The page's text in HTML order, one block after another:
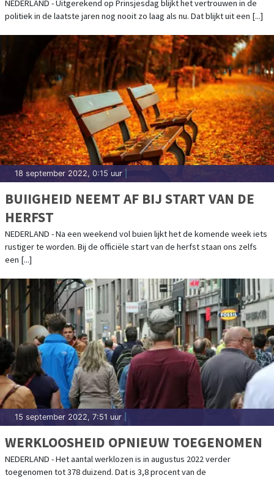
NEDERLAND - Uitgerekend op Prinsjesdag blijkt het vertrouwen in de
politiek in de laatste jaren nog nooit zo laag als nu. Dat blijkt uit een [...]
18 september 2022, 0:15 uur
BUIIGHEID NEEMT AF BIJ START VAN DE
HERFST
NEDERLAND - Na een weekend vol buien lijkt het de komende week iets
rustiger te worden. Bij de officiële start van de herfst staan ons zelfs
een [...]
15 september 2022, 7:51 uur
WERKLOOSHEID OPNIEUW TOEGENOMEN
NEDERLAND - Het aantal werklozen is in augustus 2022 verder
toegenomen tot 378 duizend. Dat is 3,8 procent van de